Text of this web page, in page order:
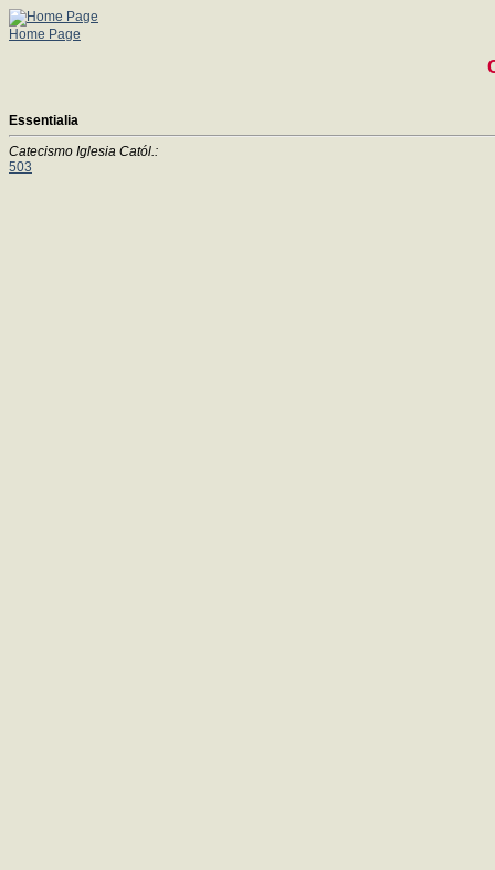
Home Page
Essentialia
Catecismo Iglesia Catól.:
503